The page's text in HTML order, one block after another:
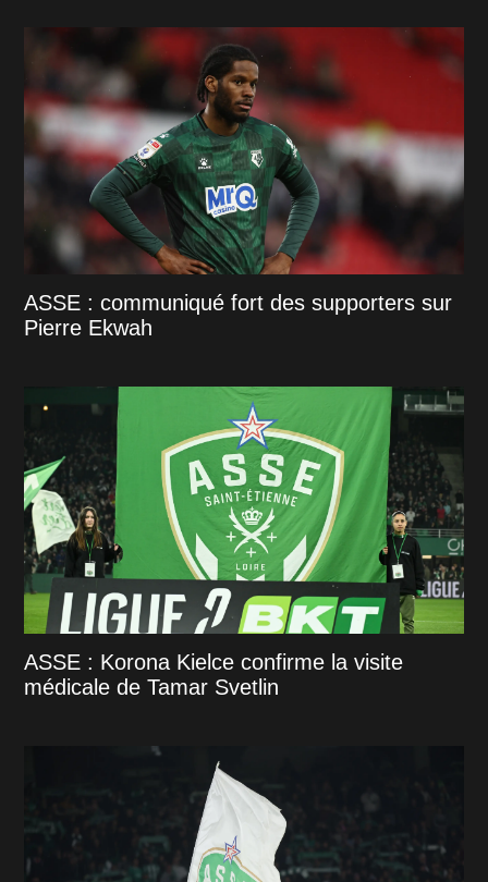
ASSE : communiqué fort des supporters sur
Pierre Ekwah
ASSE : Korona Kielce confirme la visite
médicale de Tamar Svetlin